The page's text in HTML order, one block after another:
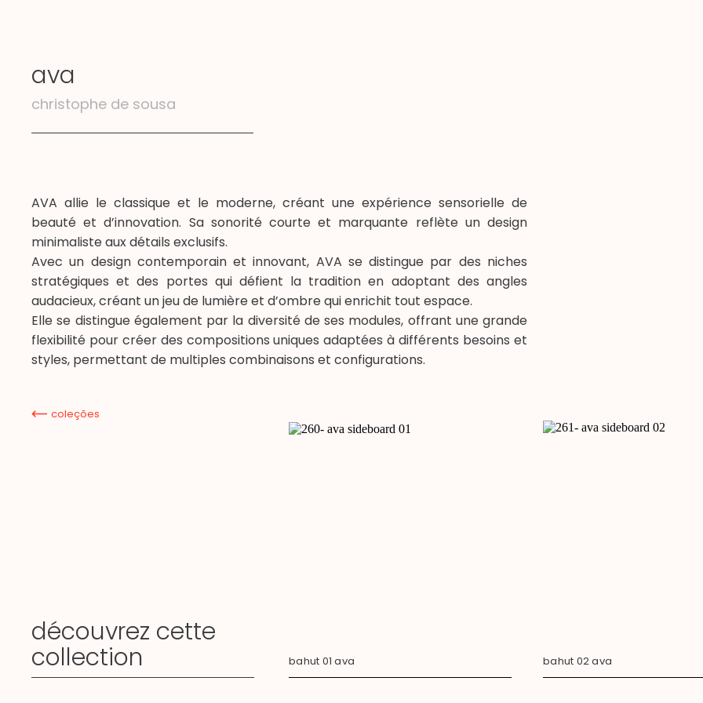
ava
christophe de sousa
AVA allie le classique et le moderne, créant une expérience sensorielle de
beauté et d’innovation. Sa sonorité courte et marquante reflète un design
minimaliste aux détails exclusifs.
Avec un design contemporain et innovant, AVA se distingue par des niches
stratégiques et des portes qui défient la tradition en adoptant des angles
audacieux, créant un jeu de lumière et d’ombre qui enrichit tout espace.
Elle se distingue également par la diversité de ses modules, offrant une grande
flexibilité pour créer des compositions uniques adaptées à différents besoins et
styles, permettant de multiples combinaisons et configurations.
coleções
découvrez cette
collection bahut 01 ava bahut 02 ava